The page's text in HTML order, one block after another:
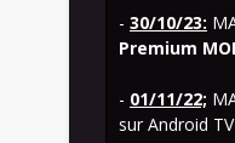
- 30/10/23:
Premium
- 01/11/22;
sur Android TV